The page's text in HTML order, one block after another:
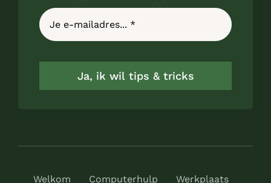
Ja, ik wil tips & tricks
Welkom Computerhulp Werkplaats